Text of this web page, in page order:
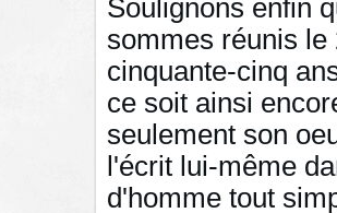
Soulignons enfin
sommes réunis le
cinquante-cinq
ce soit ainsi
seulement son
l'écrit lui-même
d'homme tout